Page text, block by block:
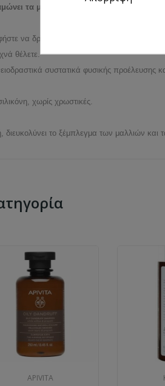
τα μαλλιά ενώ σέβεται την
να δράσει για λίγα λεπτά.
θέλετε.
συστατικά φυσικής προέλευσης
χωρίς χρωστικές.
διευκολύνει το ξέμπλεγμα των μαλλιών και
APIVITA